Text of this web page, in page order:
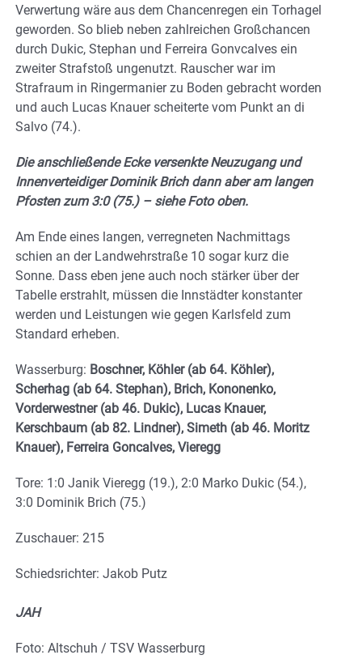
Verwertung wäre aus dem Chancenregen ein Torhagel
geworden. So blieb neben zahlreichen Großchancen
durch Dukic, Stephan und Ferreira Gonvcalves ein
zweiter Strafstoß ungenutzt. Rauscher war im
Strafraum in Ringermanier zu Boden gebracht worden
und auch Lucas Knauer scheiterte vom Punkt an di
Salvo (74.).
Die anschließende Ecke versenkte Neuzugang und
Innenverteidiger Dominik Brich dann aber am langen
Pfosten zum 3:0 (75.) – siehe Foto oben.
Am Ende eines langen, verregneten Nachmittags
schien an der Landwehrstraße 10 sogar kurz die
Sonne. Dass eben jene auch noch stärker über der
Tabelle erstrahlt, müssen die Innstädter konstanter
werden und Leistungen wie gegen Karlsfeld zum
Standard erheben.
Wasserburg: Boschner, Köhler (ab 64. Köhler),
Scherhag (ab 64. Stephan), Brich, Kononenko,
Vorderwestner (ab 46. Dukic), Lucas Knauer,
Kerschbaum (ab 82. Lindner), Simeth (ab 46. Moritz
Knauer), Ferreira Goncalves, Vieregg
Tore: 1:0 Janik Vieregg (19.), 2:0 Marko Dukic (54.),
3:0 Dominik Brich (75.)
Zuschauer: 215
Schiedsrichter: Jakob Putz
JAH
Foto: Altschuh / TSV Wasserburg